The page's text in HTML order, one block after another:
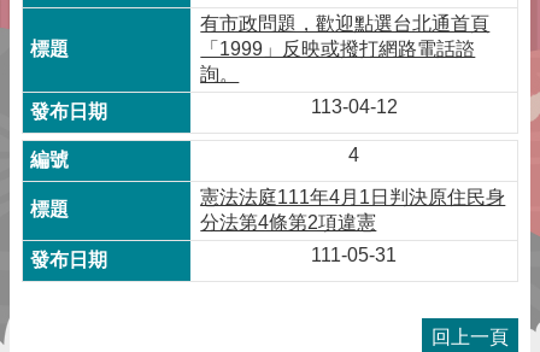
有市政問題，歡迎點選台北通首頁
「1999」反映或撥打網路電話諮
詢。
113-04-12
4
憲法法庭111年4月1日判決原住民身
分法第4條第2項違憲
111-05-31
回上一頁